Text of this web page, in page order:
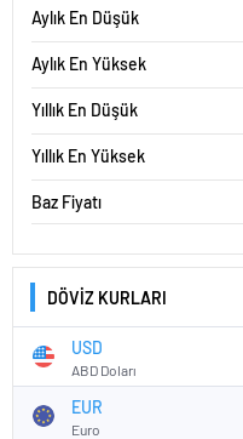
Aylık En Düşük
Aylık En Yüksek
Yıllık En Düşük
Yıllık En Yüksek
Baz Fiyatı
DÖVİZ KURLARI
USD
ABD Doları
EUR
Euro